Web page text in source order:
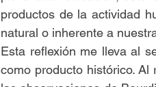
productos de la actividad
natural o inherente a
Esta reflexión me lleva al
como producto histórico.